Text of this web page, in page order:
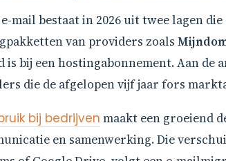
mail bestaat in 2026 uit twee lagen
van providers zoals
bij een hostingabonnement. Aan de
die de afgelopen vijf jaar fors
bij bedrijven maakt een groeiend
en samenwerking. Die